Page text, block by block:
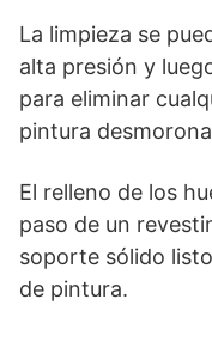
La limpieza se
alta presión y
para eliminar
pintura
El relleno de los
paso de un
soporte sólido
de pintura.